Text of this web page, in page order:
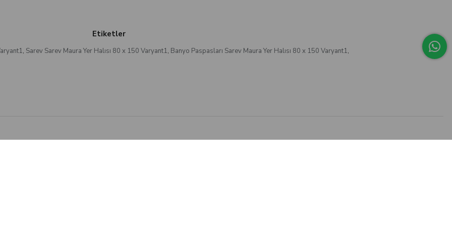
Etiketler
, Sarev Sarev Maura Yer Halısı 80 x 150 Varyant1, Banyo Paspasları Sarev Maura Yer Halısı 80 x 150 Varyant1,